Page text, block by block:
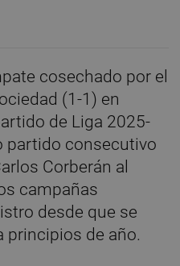
cosechado por el
(1-1) en
de Liga 2025-
partido consecutivo
Corberán al
campañas
desde que se
principios de año.